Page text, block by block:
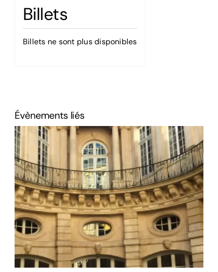
Billets
Billets ne sont plus disponibles
Évènements liés